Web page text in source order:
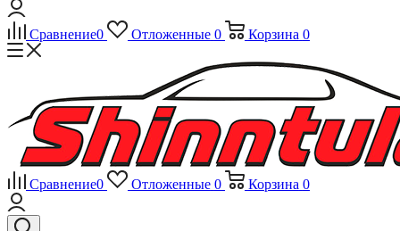
Сравнение0 Отложенные 0 Корзина 0
Сравнение0 Отложенные 0 Корзина 0